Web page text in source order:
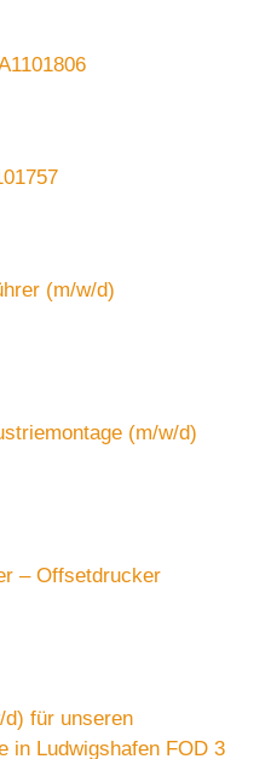
(m/w/d)
(m/w/d)
– Offsetdrucker
d) für unseren
in Ludwigshafen FOD 3